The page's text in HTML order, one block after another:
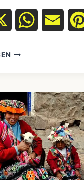
WhatsAppEmail
DIE
VÖLKER
AMERIKAS:
EINE
EINFÜHRUNG
IN
IHRE
KULTUREN,
TRADITIONEN
UND